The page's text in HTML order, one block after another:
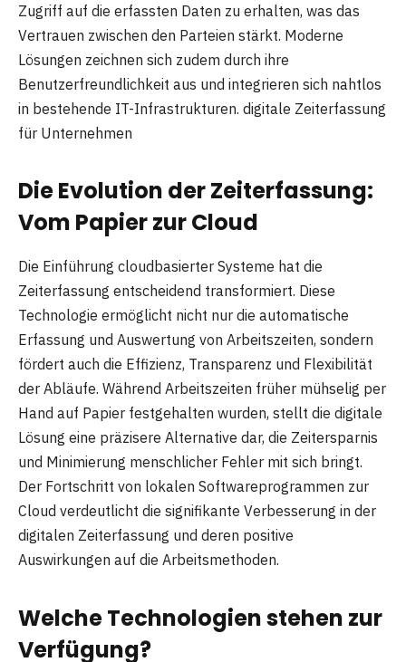
Zugriff auf die erfassten Daten zu erhalten, was das
Vertrauen zwischen den Parteien stärkt. Moderne
Lösungen zeichnen sich zudem durch ihre
Benutzerfreundlichkeit aus und integrieren sich nahtlos
in bestehende IT-Infrastrukturen. digitale Zeiterfassung
für Unternehmen
Die Evolution der Zeiterfassung:
Vom Papier zur Cloud
Die Einführung cloudbasierter Systeme hat die
Zeiterfassung entscheidend transformiert. Diese
Technologie ermöglicht nicht nur die automatische
Erfassung und Auswertung von Arbeitszeiten, sondern
fördert auch die Effizienz, Transparenz und Flexibilität
der Abläufe. Während Arbeitszeiten früher mühselig per
Hand auf Papier festgehalten wurden, stellt die digitale
Lösung eine präzisere Alternative dar, die Zeitersparnis
und Minimierung menschlicher Fehler mit sich bringt.
Der Fortschritt von lokalen Softwareprogrammen zur
Cloud verdeutlicht die signifikante Verbesserung in der
digitalen Zeiterfassung und deren positive
Auswirkungen auf die Arbeitsmethoden.
Welche Technologien stehen zur
Verfügung?